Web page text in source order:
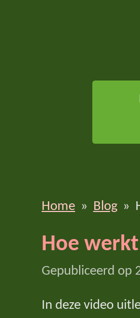
Home » Blog »
Hoe
Gepubliceerd op
In deze video